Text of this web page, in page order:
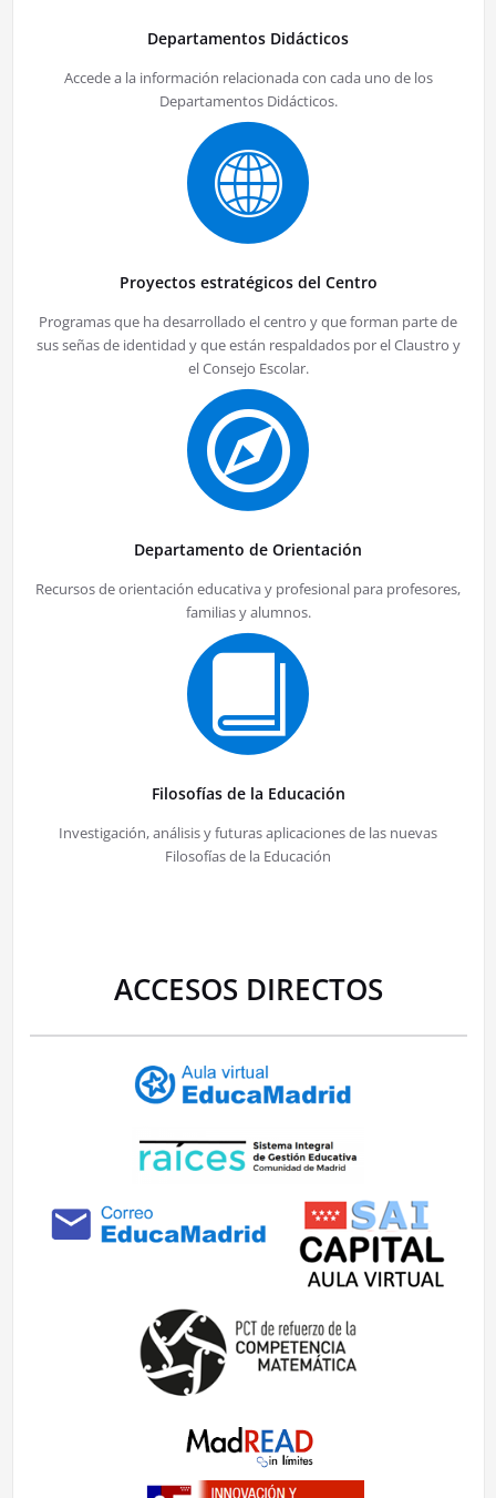
Departamentos Didácticos
Accede a la información relacionada con cada uno de los
Departamentos Didácticos.
Proyectos estratégicos del Centro
Programas que ha desarrollado el centro y que forman parte de
sus señas de identidad y que están respaldados por el Claustro y
el Consejo Escolar.
Departamento de Orientación
Recursos de orientación educativa y profesional para profesores,
familias y alumnos.
Filosofías de la Educación
Investigación, análisis y futuras aplicaciones de las nuevas
Filosofías de la Educación
ACCESOS DIRECTOS